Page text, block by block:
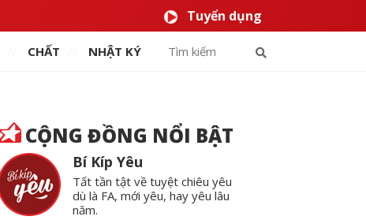
Tuyển dụng
CHẤT NHẬT KÝ
CỘNG ĐỒNG NỔI BẬT
Bí Kíp Yêu
Tất tần tật về tuyệt chiêu yêu
dù là FA, mới yêu, hay yêu lâu
năm.